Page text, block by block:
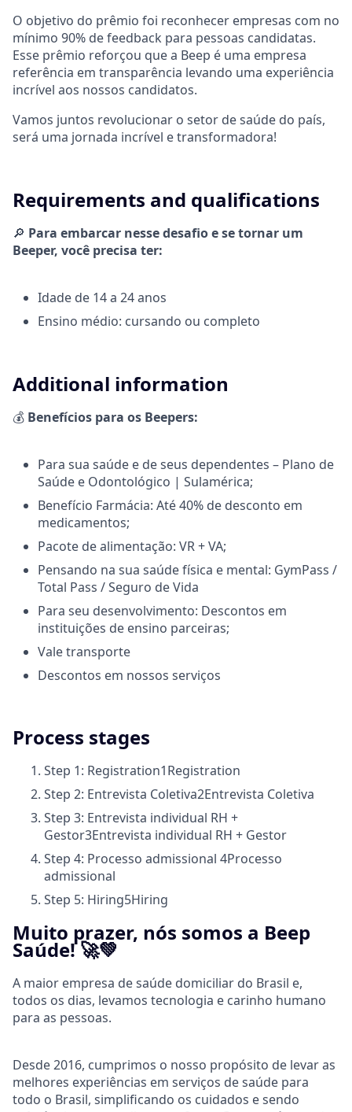
O objetivo do prêmio foi reconhecer empresas com no
mínimo 90% de feedback para pessoas candidatas.
Esse prêmio reforçou que a Beep é uma empresa
referência em transparência levando uma experiência
incrível aos nossos candidatos.
Vamos juntos revolucionar o setor de saúde do país,
será uma jornada incrível e transformadora!
Requirements and qualifications
🔎 Para embarcar nesse desafio e se tornar um
Beeper, você precisa ter:
Idade de 14 a 24 anos
Ensino médio: cursando ou completo
Additional information
💰 Benefícios para os Beepers:
Para sua saúde e de seus dependentes – Plano de
Saúde e Odontológico | Sulamérica;
Benefício Farmácia: Até 40% de desconto em
medicamentos;
Pacote de alimentação: VR + VA;
Pensando na sua saúde física e mental: GymPass /
Total Pass / Seguro de Vida
Para seu desenvolvimento: Descontos em
instituições de ensino parceiras;
Vale transporte
Descontos em nossos serviços
Process stages
Step 1: Registration1Registration
Step 2: Entrevista Coletiva2Entrevista Coletiva
Step 3: Entrevista individual RH +
Gestor3Entrevista individual RH + Gestor
Step 4: Processo admissional 4Processo
admissional
Step 5: Hiring5Hiring
Muito prazer, nós somos a Beep
Saúde! 🚀💚
A maior empresa de saúde domiciliar do Brasil e,
todos os dias, levamos tecnologia e carinho humano
para as pessoas.
Desde 2016, cumprimos o nosso propósito de levar as
melhores experiências em serviços de saúde para
todo o Brasil, simplificando os cuidados e sendo